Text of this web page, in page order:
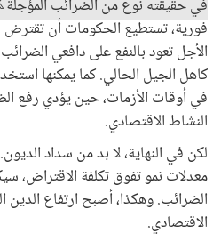
في حقيقته نوع من الضرائب المؤجلة
فورية، تستطيع الحكومات أن تقترض
الأجل تعود بالنفع على دافعي
كاهل الجيل الحالي. كما يمكنها
في أوقات الأزمات، حين يؤدي رفع
النشاط الاقتصادي.
لكن في النهاية، لا بد من سداد
معدلات نمو تفوق تكلفة الاقتراض،
الضرائب. وهكذا، أصبح ارتفاع الدين
الاقتصادي.